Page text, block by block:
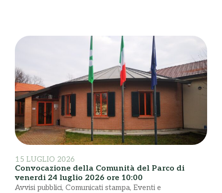
15 LUGLIO 2026
Convocazione della Comunità del Parco di
venerdi 24 luglio 2026 ore 10:00
Avvisi pubblici, Comunicati stampa, Eventi e